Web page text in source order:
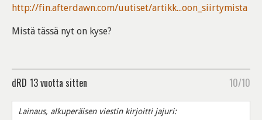
http://fin.afterdawn.com/uutiset/artikk...oon_siirtymista
Mistä tässä nyt on kyse?
dRD 13 vuotta sitten 10/10
Lainaus, alkuperäisen viestin kirjoitti jajuri: